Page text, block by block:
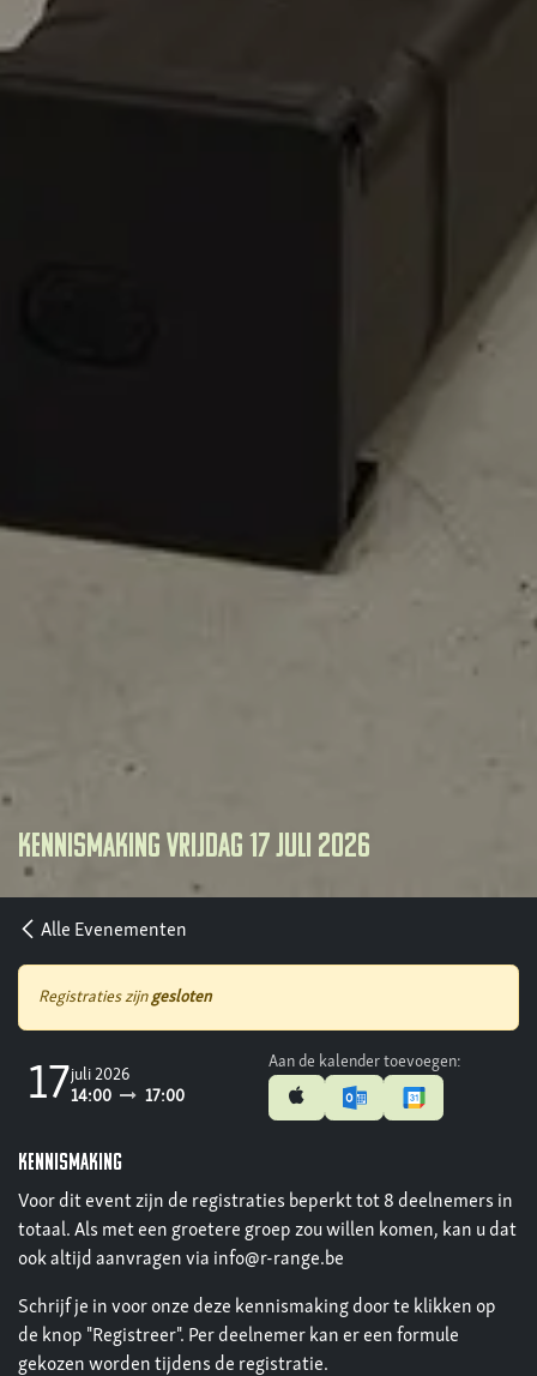
Kennismaking vrijdag 17 juli 2026
Alle Evenementen
Registraties zijngesloten
17juli 2026
14:00
17:00
Aan de kalender toevoegen:
kennismaking
Voor dit event zijn de registraties beperkt tot 8 deelnemers in
totaal. Als met een groetere groep zou willen komen, kan u dat
ook altijd aanvragen via info@r-range.be
Schrijf je in voor onze deze kennismaking door te klikken op
de knop "Registreer". Per deelnemer kan er een formule
gekozen worden tijdens de registratie.